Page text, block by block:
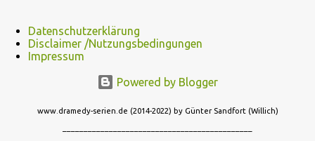
Datenschutzerklärung
Disclaimer /Nutzungsbedingungen
Impressum
Powered by Blogger
www.dramedy-serien.de (2014-2022) by Günter Sandfort (Willich)